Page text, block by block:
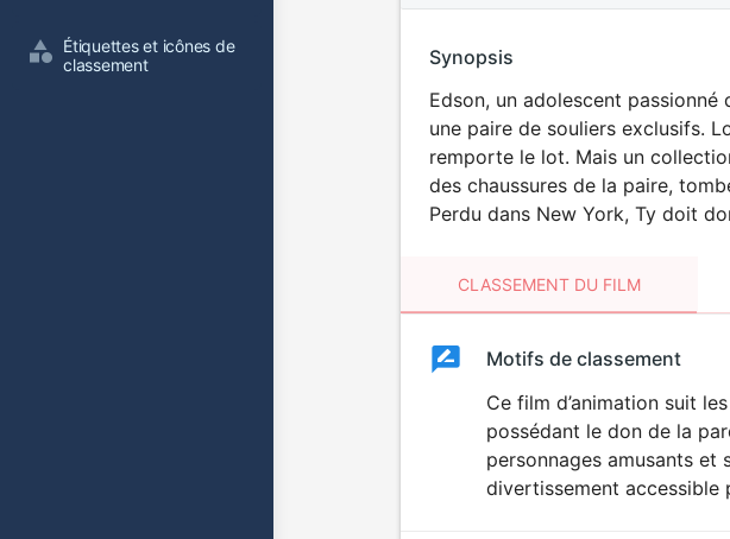
Étiquettes et icônes de
classement
Synopsis
Edson, un adolescent
une paire de souliers exclusifs.
remporte le lot. Mais un
des chaussures de la paire,
Perdu dans New York, Ty doit
CLASSEMENT DU FILM
ClassementClassement
Motifs de classement
Ce film d’animation suit
possédant le don de la
personnages amusants et
divertissement accessible